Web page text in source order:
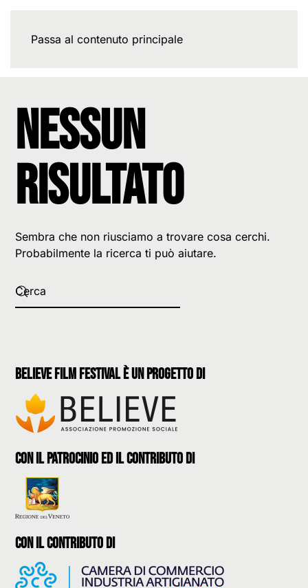
Passa al contenuto principale
Nessun
risultato
Sembra che non riusciamo a trovare cosa cerchi.
Probabilmente la ricerca ti può aiutare.
believe film festival è un progetto di
con il patrocinio ed il contributo di
con il contributo di